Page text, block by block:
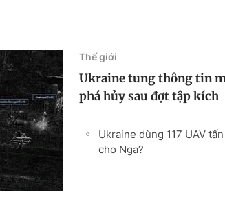
Thế giới
Ukraine tung thông tin
phá hủy sau đợt tập kích
Ukraine dùng 117 UAV
cho Nga?